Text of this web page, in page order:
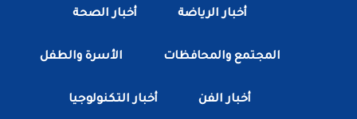
أخبار الرياضة أخبار الصحة
المجتمع والمحافظات الأسرة والطفل
أخبار الفن أخبار التكنولوجيا